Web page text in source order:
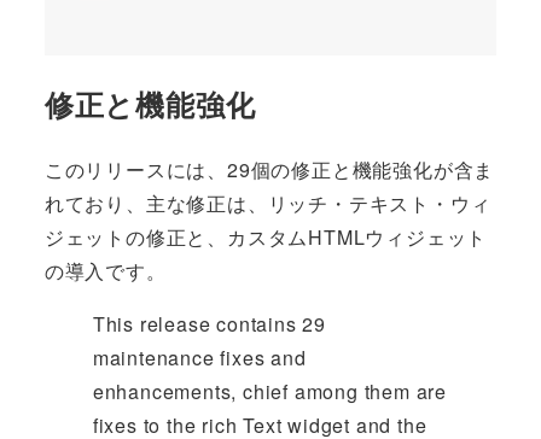
修正と機能強化
このリリースには、29個の修正と機能強化が含ま
れており、主な修正は、リッチ・テキスト・ウィ
ジェットの修正と、カスタムHTMLウィジェット
の導入です。
This release contains 29
maintenance fixes and
enhancements, chief among them are
fixes to the rich Text widget and the